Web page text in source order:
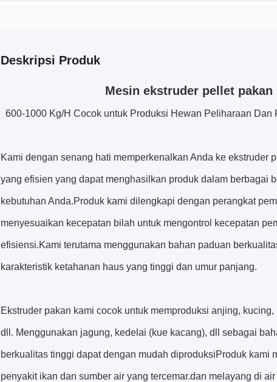
Deskripsi Produk
Mesin ekstruder pellet
600-1000 Kg/H Cocok untuk Produksi Hewan Peliharaan
Kami dengan senang hati memperkenalkan Anda ke ekstruder
yang efisien yang dapat menghasilkan produk dalam berbagai
kebutuhan Anda.Produk kami dilengkapi dengan perangkat
menyesuaikan kecepatan bilah untuk mengontrol kecepatan
efisiensi.Kami terutama menggunakan bahan paduan
karakteristik ketahanan haus yang tinggi dan umur panjang.
Ekstruder pakan kami cocok untuk memproduksi anjing,
dll. Menggunakan jagung, kedelai (kue kacang), dll sebagai
berkualitas tinggi dapat dengan mudah diproduksiProduk
penyakit ikan dan sumber air yang tercemar.dan melayang di